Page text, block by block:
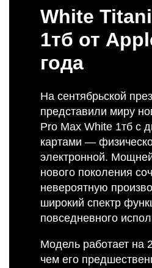
White
1тб от
года
На сентябрьской
представили миру
Pro Max White 1тб с
картами —
электронной.
нового поколения
невероятную
широкий спектр
повседневного
Модель работает на
чем его